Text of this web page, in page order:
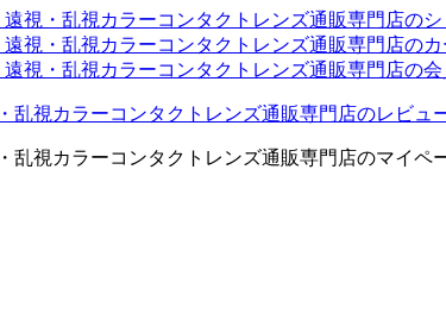
視・乱視カラーコンタクトレンズ通販専門店の
視・乱視カラーコンタクトレンズ通販専門店のカ
視・乱視カラーコンタクトレンズ通販専門店の
視カラーコンタクトレンズ通販専門店のレビュ
視カラーコンタクトレンズ通販専門店のマイペ